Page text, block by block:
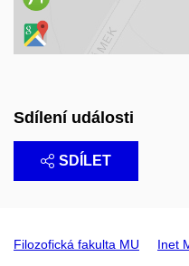
Sdílení události
SDÍLET
Filozofická fakulta MU Inet